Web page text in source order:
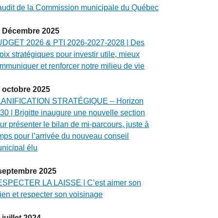
de la Commission municipale du Québec
Décembre 2025
2026 & PTI 2026-2027-2028 | Des
stratégiques pour investir utile, mieux
et renforcer notre milieu de vie
octobre 2025
STRATÉGIQUE – Horizon
| Brigitte inaugure une nouvelle section
présenter le bilan de mi-parcours, juste à
pour l’arrivée du nouveau conseil
élu
2025
LA LAISSE | C’est aimer son
et respecter son voisinage